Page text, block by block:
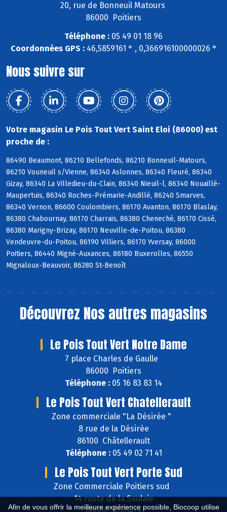
Afin de vous offrir la meilleure expérience possible, Biocoop utilise
20, rue de Bonneuil Matours
86000 Poitiers
Téléphone : 05 49 01 18 96
Coordonnées GPS :46,5859161 ° , 0,366916100000026 °
Nous suivre sur
Votre magasin Le Pois Tout Vert Saint Eloi (86000) est
proche de :
86490 Beaumont, 86210 Bellefonds, 86210 Bonneuil-Matours,
86210 Vouneuil s/Vienne, 86340 Aslonnes, 86340 Fleuré, 86340
Gizay, 86340 La Villedieu-du-Clain, 86340 Nieuil-l, 86340 Nouaillé-
Maupertuis, 86340 Roches-Prémarie-Andillé, 86240 Smarves,
86340 Vernon, 86600 Coulombiers, 86170 Avanton, 86170 Blaslay,
86380 Chabournay, 86170 Charrais, 86380 Cheneché, 86170 Cissé,
86380 Marigny-Brizay, 86170 Neuville-de-Poitou, 86380
Vendeuvre-du-Poitou, 86190 Villiers, 86170 Yversay, 86000
Poitiers, 86440 Migné-Auxances, 86180 Buxerolles, 86550
Mignaloux-Beauvoir, 86280 St-Benoît
Découvrez Nos autres magasins
Le Pois Tout Vert Notre Dame
7 place Charles de Gaulle
86000 Poitiers
Téléphone : 05 16 83 83 14
Le Pois Tout Vert Chatellerault
Zone commerciale "La Désirée "
8 rue de la Désirée
86100 Châtellerault
Téléphone :05 49 02 71 41
Le Pois Tout Vert Porte Sud
Zone Commerciale Poitiers sud
14 route de la Saulaie